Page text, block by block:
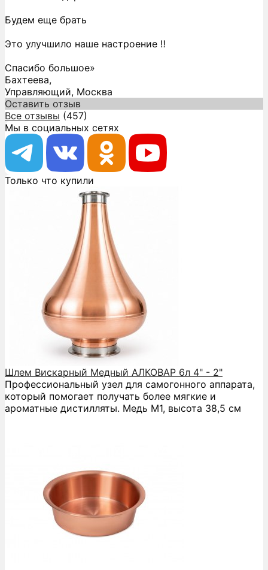
Будем еще брать
Это улучшило наше настроение ‼️
Спасибо большое»
Бахтеева,
Управляющий, Москва
Оставить отзыв
Все отзывы (457)
Мы в социальных сетях
Только что купили
Шлем Вискарный Медный АЛКОВАР 6л 4" - 2"
Профессиональный узел для самогонного аппарата,
который помогает получать более мягкие и
ароматные дистилляты. Медь М1, высота 38,5 см